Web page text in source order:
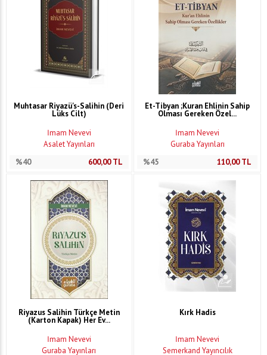
Muhtasar Riyazü's-Salihin (Deri
Lüks Cilt)
İmam Nevevi
Asalet Yayınları
%40
600,00TL
Et-Tibyan ;Kuran Ehlinin Sahip
Olması Gereken Özel...
İmam Nevevi
Guraba Yayınları
%45
110,00TL
Riyazus Salihin Türkçe Metin
(Karton Kapak) Her Ev...
İmam Nevevi
Guraba Yayınları
Kırk Hadis
İmam Nevevi
Semerkand Yayıncılık